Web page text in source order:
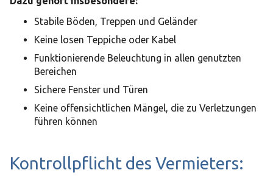
Stabile Böden, Treppen und Geländer
Keine losen Teppiche oder Kabel
Funktionierende Beleuchtung in allen genutzten
Bereichen
Sichere Fenster und Türen
Keine offensichtlichen Mängel, die zu Verletzungen
führen können
Kontrollpflicht des Vermieters: